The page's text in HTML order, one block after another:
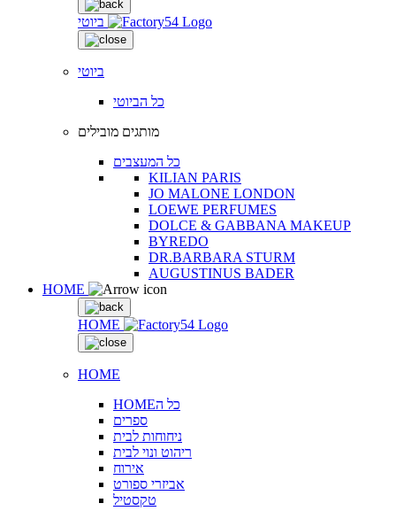
ביוטי
ביוטי
כל הביוטי
מותגים מובילים
כל המעצבים
KILIAN PARIS
JO MALONE LONDON
LOEWE PERFUMES
DOLCE & GABBANA MAKEUP
BYREDO
DR.BARBARA STURM
AUGUSTINUS BADER
HOME
HOME
HOME
HOMEכל ה
ספרים
ניחוחות לבית
ריהוט ונוי לבית
אירוח
אביזרי ספורט
טקסטיל